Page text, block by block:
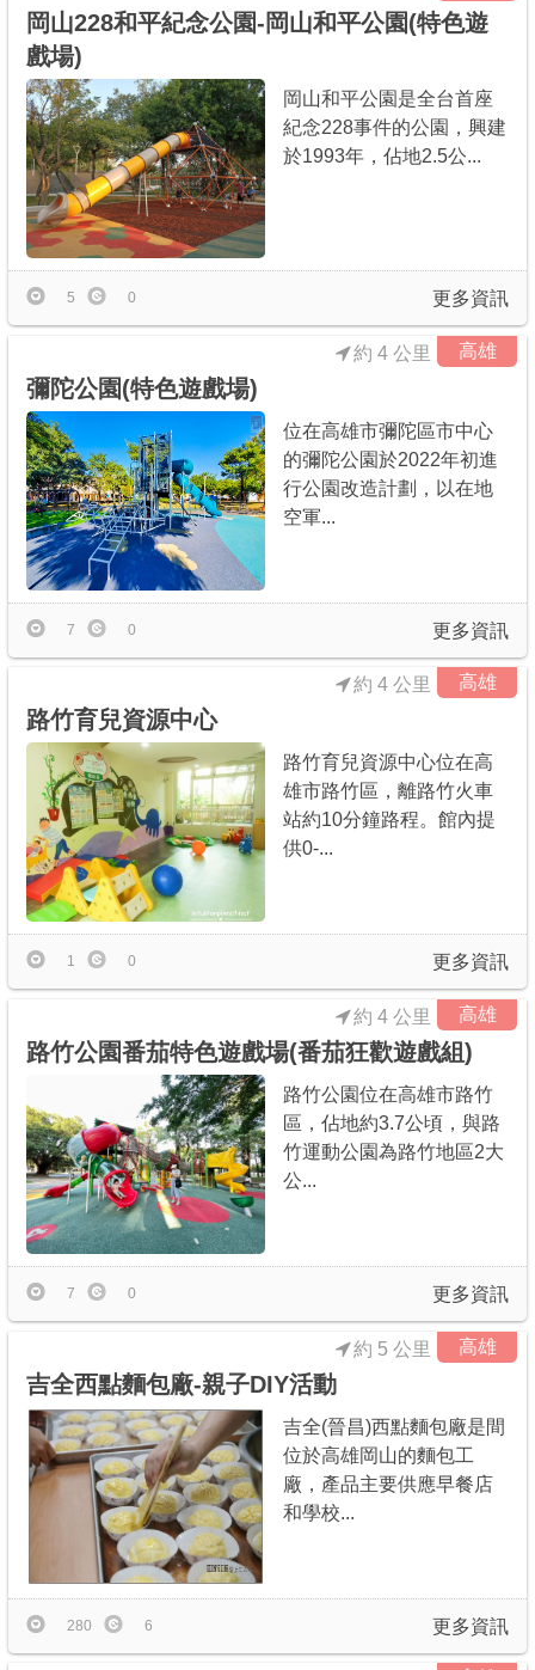
岡山228和平紀念公園-岡山和平公園(特色遊
戲場)
岡山和平公園是全台首座
紀念228事件的公園，興建
於1993年，佔地2.5公...
更多資訊
5 0
高雄
約 4 公里
彌陀公園(特色遊戲場)
位在高雄市彌陀區市中心
的彌陀公園於2022年初進
行公園改造計劃，以在地
空軍...
更多資訊
7 0
高雄
約 4 公里
路竹育兒資源中心
路竹育兒資源中心位在高
雄市路竹區，離路竹火車
站約10分鐘路程。館內提
供0-...
更多資訊
1 0
高雄
約 4 公里
路竹公園番茄特色遊戲場(番茄狂歡遊戲組)
路竹公園位在高雄市路竹
區，佔地約3.7公頃，與路
竹運動公園為路竹地區2大
公...
更多資訊
7 0
高雄
約 5 公里
吉全西點麵包廠-親子DIY活動
吉全(晉昌)西點麵包廠是間
位於高雄岡山的麵包工
廠，產品主要供應早餐店
和學校...
更多資訊
280 6